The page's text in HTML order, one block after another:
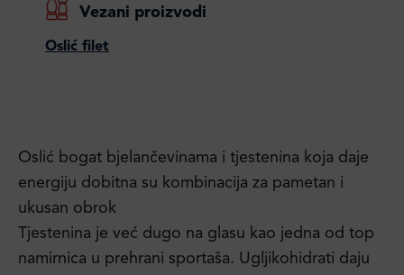
Vezani proizvodi
Oslić filet
Oslić bogat bjelančevinama i tjestenina koja daje
energiju dobitna su kombinacija za pametan i
ukusan obrok
Tjestenina je već dugo na glasu kao jedna od top
namirnica u prehrani sportaša. Ugljikohidrati daju